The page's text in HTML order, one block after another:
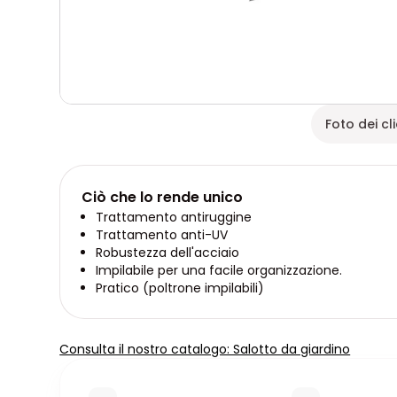
Foto dei
Ciò che lo rende unico
Trattamento antiruggine
Trattamento anti-UV
Robustezza dell'acciaio
Impilabile per una facile organizzazione.
Pratico (poltrone impilabili)
Consulta il nostro catalogo: Salotto da giardino